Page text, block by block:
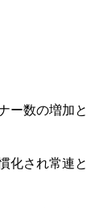
ー数の増加と
化され常連と